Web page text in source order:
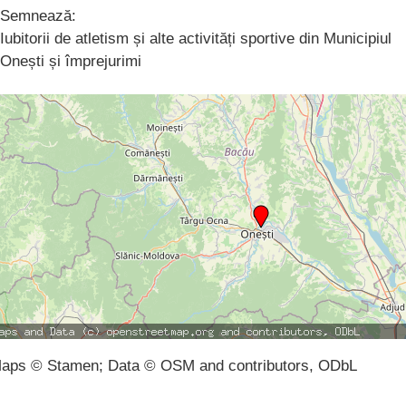
Semnează:
Iubitorii de atletism și alte activități sportive din Municipiul
Onești și împrejurimi
© Stamen; Data © OSM and contributors, ODbL